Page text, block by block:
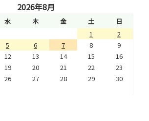
2026年8月
水 木 金 土
日
1
2
5 6 7 8
9
12 13 14 15
16
19 20 21 22
23
26 27 28 29
30